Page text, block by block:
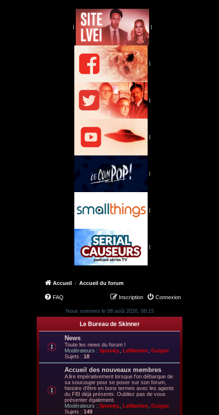
| |
|
|
|
|
|
|
Accueil Accueil du forum
FAQ Connexion
Inscription
Nous sommes le 08 août 2026, 08:15
Le Bureau de Skinner
News
Toute les news du forum !
Modérateurs : Spooky. LeMartien Guigui
Sujets : 18
Accueil des nouveaux membres
A lire impérativement lorsque l'on débarque de
sa soucoupe pour se poser sur son forum,
histoire d'être en bons termes avec les agents
du FBI déjà présents. Oubliez pas de vous
présenter également.
Modérateurs : Spooky. LeMartien Guigui
Sujets : 149